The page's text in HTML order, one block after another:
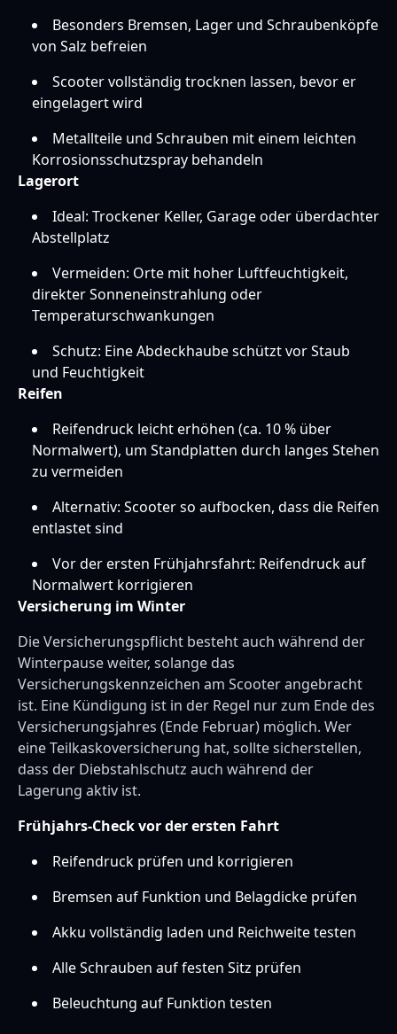
Besonders Bremsen, Lager und Schraubenköpfe
von Salz befreien
Scooter vollständig trocknen lassen, bevor er
eingelagert wird
Metallteile und Schrauben mit einem leichten
Korrosionsschutzspray behandeln
Lagerort
Ideal: Trockener Keller, Garage oder überdachter
Abstellplatz
Vermeiden: Orte mit hoher Luftfeuchtigkeit,
direkter Sonneneinstrahlung oder
Temperaturschwankungen
Schutz: Eine Abdeckhaube schützt vor Staub
und Feuchtigkeit
Reifen
Reifendruck leicht erhöhen (ca. 10 % über
Normalwert), um Standplatten durch langes Stehen
zu vermeiden
Alternativ: Scooter so aufbocken, dass die Reifen
entlastet sind
Vor der ersten Frühjahrsfahrt: Reifendruck auf
Normalwert korrigieren
Versicherung im Winter
Die Versicherungspflicht besteht auch während der
Winterpause weiter, solange das
Versicherungskennzeichen am Scooter angebracht
ist. Eine Kündigung ist in der Regel nur zum Ende des
Versicherungsjahres (Ende Februar) möglich. Wer
eine Teilkaskoversicherung hat, sollte sicherstellen,
dass der Diebstahlschutz auch während der
Lagerung aktiv ist.
Frühjahrs-Check vor der ersten Fahrt
Reifendruck prüfen und korrigieren
Bremsen auf Funktion und Belagdicke prüfen
Akku vollständig laden und Reichweite testen
Alle Schrauben auf festen Sitz prüfen
Beleuchtung auf Funktion testen